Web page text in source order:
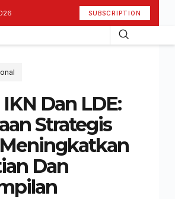
SUBSCRIPTION
Dan LDE:
Strategis
Dan